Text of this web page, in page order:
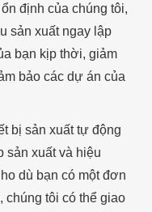
định của chúng tôi,
sản xuất ngay lập
bạn kịp thời, giảm
bảo các dự án của
bị sản xuất tự động
sản xuất và hiệu
dù bạn có một đơn
chúng tôi có thể giao